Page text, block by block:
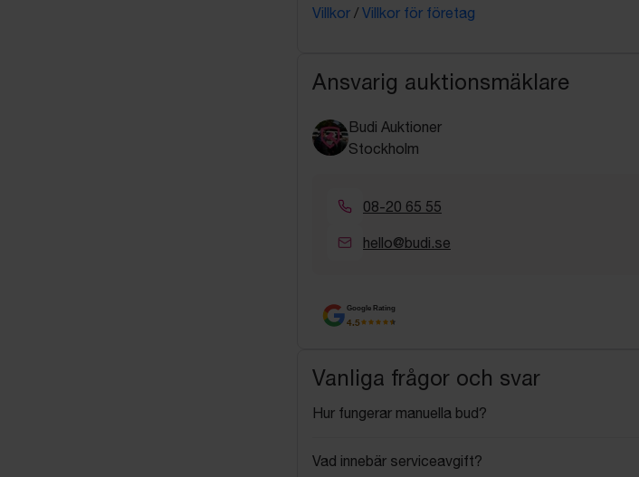
Villkor / Villkor för företag
Ansvarig auktionsmäklare
Budi Auktioner
Stockholm
08-20 65 55
hello@budi.se
Google Rating
4.5
Vanliga frågor och svar
Hur fungerar manuella bud?
Vad innebär serviceavgift?